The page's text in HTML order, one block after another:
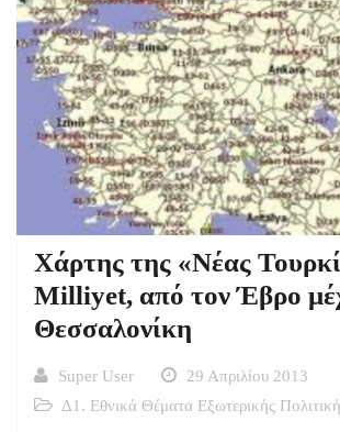
Χάρτης της «Νέας
Milliyet, από τον Έβρο
Θεσσαλονίκη
Super User
29 Απριλίου 2013
Δ1. Εθνικά Θέματα Εξωτερικής